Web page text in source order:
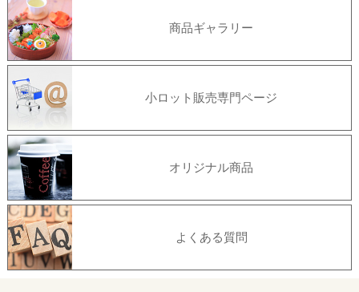
商品ギャラリー
小ロット販売専門ページ
オリジナル商品
よくある質問